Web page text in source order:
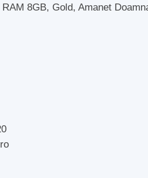
8GB, Gold, Amanet